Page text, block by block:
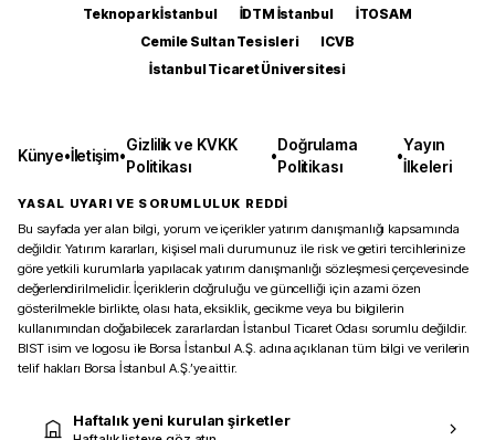
Teknopark İstanbul
İDTM İstanbul
İTOSAM
Cemile Sultan Tesisleri
ICVB
İstanbul Ticaret Üniversitesi
Künye•İletişim•
Gizlilik ve KVKK
Politikası
•
Doğrulama
Politikası
•
Yayın
İlkeleri
YASAL UYARI VE SORUMLULUK REDDİ
Bu sayfada yer alan bilgi, yorum ve içerikler yatırım danışmanlığı kapsamında
değildir. Yatırım kararları, kişisel mali durumunuz ile risk ve getiri tercihlerinize
göre yetkili kurumlarla yapılacak yatırım danışmanlığı sözleşmesi çerçevesinde
değerlendirilmelidir. İçeriklerin doğruluğu ve güncelliği için azami özen
gösterilmekle birlikte, olası hata, eksiklik, gecikme veya bu bilgilerin
kullanımından doğabilecek zararlardan İstanbul Ticaret Odası sorumlu değildir.
BIST isim ve logosu ile Borsa İstanbul A.Ş. adına açıklanan tüm bilgi ve verilerin
telif hakları Borsa İstanbul A.Ş.’ye aittir.
Haftalık yeni kurulan şirketler